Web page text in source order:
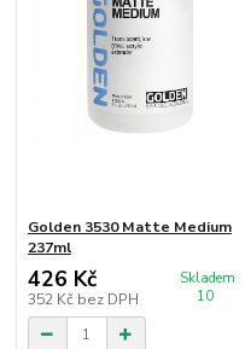
Golden 3530 Matte Medium
237ml
426 Kč
352 Kč bez DPH
Skladem
10